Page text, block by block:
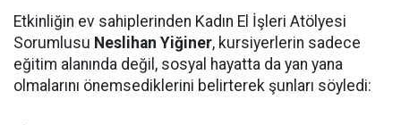
Etkinliğin ev sahiplerinden Kadın El İşleri Atölyesi
Sorumlusu Neslihan Yiğiner, kursiyerlerin sadece
eğitim alanında değil, sosyal hayatta da yan yana
olmalarını önemsediklerini belirterek şunları söyledi: